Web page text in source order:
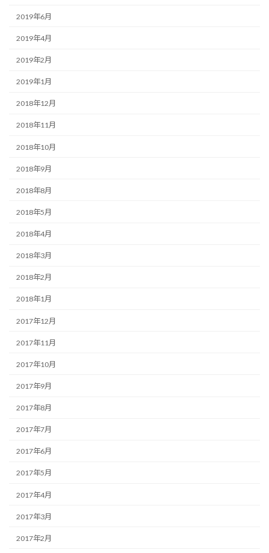
2019年6月
2019年4月
2019年2月
2019年1月
2018年12月
2018年11月
2018年10月
2018年9月
2018年8月
2018年5月
2018年4月
2018年3月
2018年2月
2018年1月
2017年12月
2017年11月
2017年10月
2017年9月
2017年8月
2017年7月
2017年6月
2017年5月
2017年4月
2017年3月
2017年2月